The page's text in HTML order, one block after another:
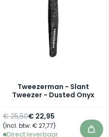
Tweezerman - Slant
Tweezer - Dusted Onyx
Speciale prijs
€ 22,95
Normale prijs
€ 25,50
(Incl. btw: € 27,77)
Direct leverbaar In